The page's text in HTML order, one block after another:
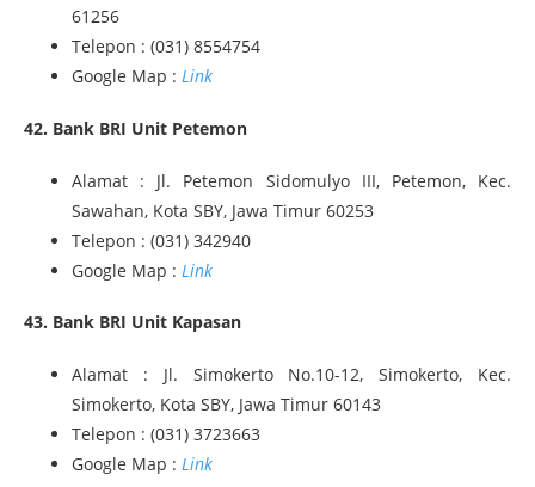
61256
Telepon : (031) 8554754
Google Map : Link
42. Bank BRI Unit Petemon
Alamat : Jl. Petemon Sidomulyo III, Petemon, Kec.
Sawahan, Kota SBY, Jawa Timur 60253
Telepon : (031) 342940
Google Map : Link
43. Bank BRI Unit Kapasan
Alamat : Jl. Simokerto No.10-12, Simokerto, Kec.
Simokerto, Kota SBY, Jawa Timur 60143
Telepon : (031) 3723663
Google Map : Link